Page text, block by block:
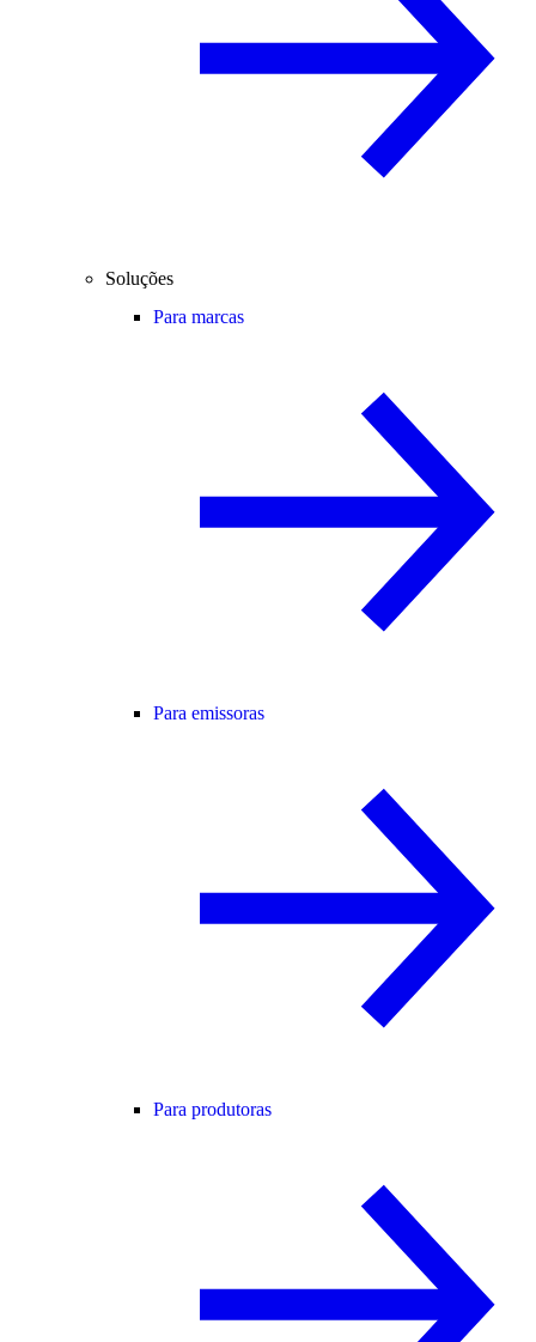
Soluções
Para marcas
Para emissoras
Para produtoras